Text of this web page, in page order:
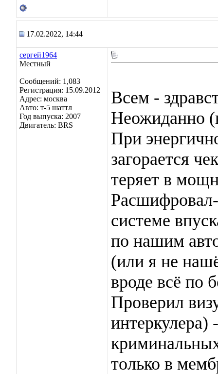
17.02.2022, 14:44
сергей1964
Местный
Сообщений: 1,083
Регистрация: 15.09.2012
Адрес: москва
Авто: т-5 шаттл
Год выпуска: 2007
Двигатель: BRS
Всем -
Неожиданно
При
загорается
теряет в
системе
по нашим
(или я не
вроде всё по
Проверил
интеркулера)
только в